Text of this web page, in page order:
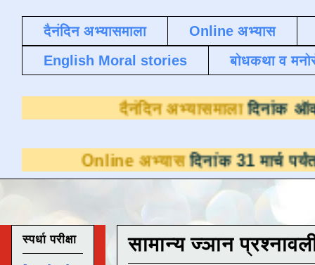
दैनंदिन अभ्यासमाला
Online अभ्यास
English Moral stories
बोधकथा व
दैनंदिन
अभ्यासदिनांक 31 मार्च पर्यंत
सामान्य ज्ञान
स्पर्धा परीक्षा